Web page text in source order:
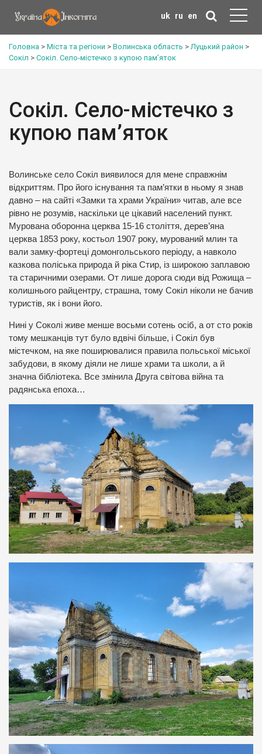
uk ru en
Головна > Міста та регіони > Волинська область >Луцький район >
Сокіл > Сокіл. Село-містечко з купою пам’яток
Сокіл. Село-містечко з
купою пам’яток
Волинське село Сокіл виявилося для мене справжнім
відкриттям. Про його існування та пам’ятки в ньому я знав
давно – на сайті «Замки та храми України» читав, але все
рівно не розумів, наскільки це цікавий населений пункт.
Мурована оборонна церква 15-16 століття, дерев’яна
церква 1853 року, костьол 1907 року, мурований млин та
вали замку-фортеці домонгольського періоду, а навколо
казкова поліська природа й ріка Стир, із широкою заплавою
та старичними озерами. От лише дорога сюди від Рожища –
колишнього райцентру, страшна, тому Сокіл ніколи не бачив
туристів, як і вони його.
Нині у Соколі живе менше восьми сотень осіб, а от сто років
тому мешканців тут було вдвічі більше, і Сокіл був
містечком, на яке поширювалися правила польської міської
забудови, в якому діяли не лише храми та школи, а й
значна бібліотека. Все змінила Друга світова війна та
радянська епоха…